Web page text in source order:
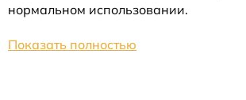
нормальном использовании.
Показать полностью